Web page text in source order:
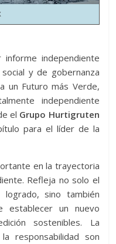
independiente
y de gobernanza
un Futuro más Verde,
independiente
el Grupo Hurtigruten
para el líder de la
en la trayectoria
Refleja no solo el
sino también
establecer un nuevo
sostenibles. La
responsabilidad son